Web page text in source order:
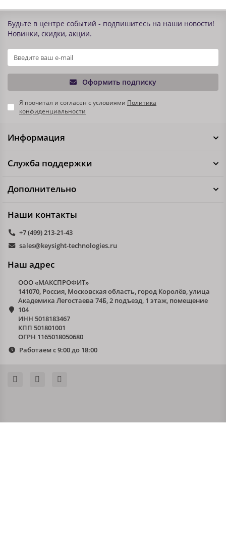
Будьте в центре событий - подпишитесь на наши новости!
Новинки, скидки, акции.
Оформить подписку
Я прочитал и согласен с условиями Политика
конфиденциальности
Информация
Служба поддержки
Дополнительно
Наши контакты
+7 (499) 213-21-43
sales@keysight-technologies.ru
Наш адрес
ООО «МАКСПРОФИТ»
141070, Россия, Московская область, город Королёв, улица
Академика Легостаева 74Б, 2 подъезд, 1 этаж, помещение
104
ИНН 5018183467
КПП 501801001
ОГРН 1165018050680
Работаем с 9:00 до 18:00